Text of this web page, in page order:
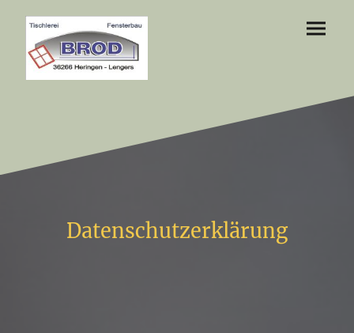
Datenschutzerklärung